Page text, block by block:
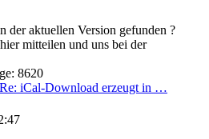
der aktuellen Version gefunden ?
mitteilen und uns bei der
: 8620
Re: iCal-Download erzeugt in …